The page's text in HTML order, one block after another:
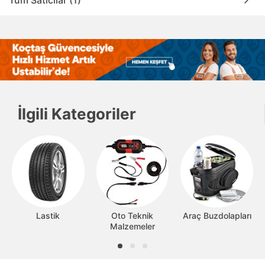
İlgili Kategoriler
Lastik
Oto Teknik
Malzemeler
Araç Buzdolapları